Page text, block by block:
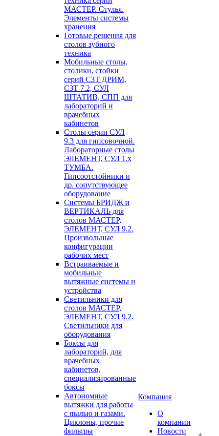
МАСТЕР. Стулья.
Элементы системы
хранения
Готовые решения для
столов зубного
техника
Мобильные столы,
столики, стойки
серий СЗТ ДРИМ,
СЗТ 7.2, СУЛ
ШТАТИВ, СПП для
лабораторий и
врачебных
кабинетов
Столы серии СУЛ
9.3 для гипсовочной.
Лабораторные столы
ЭЛЕМЕНТ, СУЛ 1.х
ТУМБА.
Гипсоотстойники и
др. сопутствующее
оборудование
Системы БРИДЖ и
ВЕРТИКАЛЬ для
столов МАСТЕР,
ЭЛЕМЕНТ, СУЛ 9.2.
Произвольные
конфигурации
рабочих мест
Встраиваемые и
мобильные
вытяжные системы и
устройства
Светильники для
столов МАСТЕР,
ЭЛЕМЕНТ, СУЛ 9.2.
Светильники для
оборудования
Боксы для
лабораторий, для
врачебных
кабинетов,
специализированные
боксы
Автономные
вытяжки для работы
с пылью и газами.
Циклоны, прочие
фильтры
Компания
О
компании
Новости